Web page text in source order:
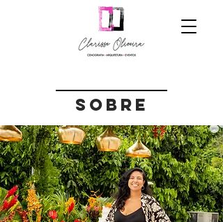
sobre